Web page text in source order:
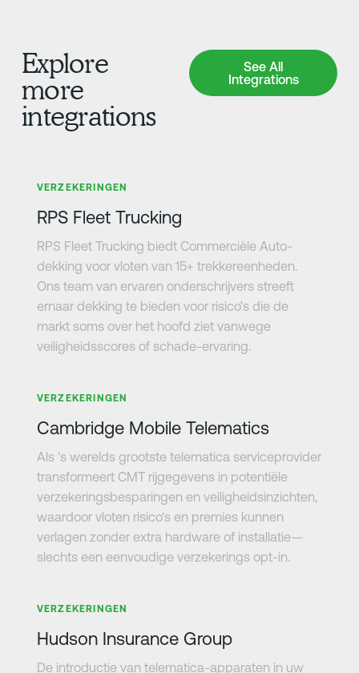
Explore
more
integrations
See All
Integrations
See All Integrations
VERZEKERINGEN
RPS Fleet Trucking
RPS Fleet Trucking biedt Commerciële Auto-
dekking voor vloten van 15+ trekkereenheden.
Ons team van ervaren onderschrijvers streeft
ernaar dekking te bieden voor risico's die de
markt soms over het hoofd ziet vanwege
veiligheidsscores of schade-ervaring.
VERZEKERINGEN
Cambridge Mobile Telematics
Als 's werelds grootste telematica serviceprovider
transformeert CMT rijgegevens in potentiële
verzekeringsbesparingen en veiligheidsinzichten,
waardoor vloten risico's en premies kunnen
verlagen zonder extra hardware of installatie—
slechts een eenvoudige verzekerings opt-in.
VERZEKERINGEN
Hudson Insurance Group
De introductie van telematica-apparaten in uw